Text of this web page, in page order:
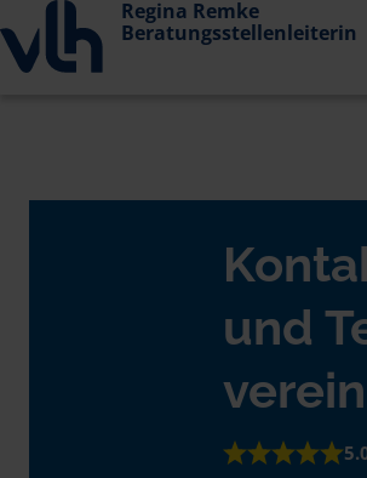
Regina Remke
Beratungsstellenleiterin
und